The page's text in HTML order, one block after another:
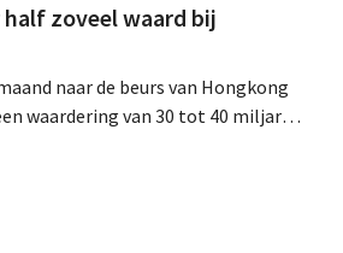
zoveel waard bij
naar de beurs van Hongkong
waardering van 30 tot 40 miljard